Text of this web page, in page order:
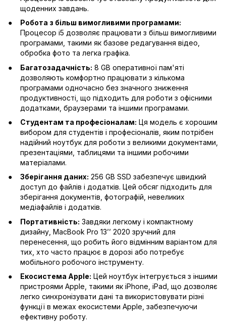
щоденних завдань.
Робота з більш вимогливими програмами:
Процесор i5 дозволяє працювати з більш вимогливими
програмами, такими як базове редагування відео,
обробка фото та легка графіка.
Багатозадачність: 8 GB оперативної пам'яті
дозволяють комфортно працювати з кількома
програмами одночасно без значного зниження
продуктивності, що підходить для роботи з офісними
додатками, браузерами та іншими програмами.
Студентам та професіоналам: Ця модель є хорошим
вибором для студентів і професіоналів, яким потрібен
надійний ноутбук для роботи з великими документами,
презентаціями, таблицями та іншими робочими
матеріалами.
Зберігання даних: 256 GB SSD забезпечує швидкий
доступ до файлів і додатків. Цей обсяг підходить для
зберігання документів, фотографій, невеликих
медіафайлів і додатків.
Портативність: Завдяки легкому і компактному
дизайну, MacBook Pro 13’’ 2020 зручний для
перенесення, що робить його відмінним варіантом для
тих, хто часто працює в дорозі або потребує
мобільного робочого інструменту.
Екосистема Apple: Цей ноутбук інтегрується з іншими
пристроями Apple, такими як iPhone, iPad, що дозволяє
легко синхронізувати дані та використовувати різні
функції в межах екосистеми Apple, забезпечуючи
ефективну роботу.